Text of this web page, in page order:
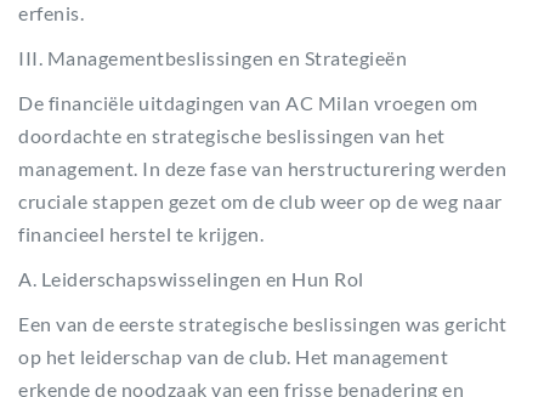
erfenis.
III. Managementbeslissingen en Strategieën
De financiële uitdagingen van AC Milan vroegen om
doordachte en strategische beslissingen van het
management. In deze fase van herstructurering werden
cruciale stappen gezet om de club weer op de weg naar
financieel herstel te krijgen.
A. Leiderschapswisselingen en Hun Rol
Een van de eerste strategische beslissingen was gericht
op het leiderschap van de club. Het management
erkende de noodzaak van een frisse benadering en